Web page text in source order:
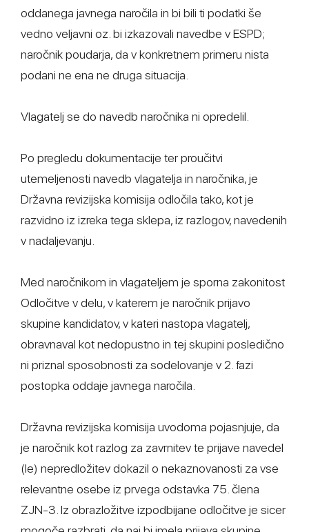
oddanega javnega naročila in bi bili ti podatki še
vedno veljavni oz. bi izkazovali navedbe v ESPD;
naročnik poudarja, da v konkretnem primeru nista
podani ne ena ne druga situacija.
Vlagatelj se do navedb naročnika ni opredelil.
Po pregledu dokumentacije ter proučitvi
utemeljenosti navedb vlagatelja in naročnika, je
Državna revizijska komisija odločila tako, kot je
razvidno iz izreka tega sklepa, iz razlogov, navedenih
v nadaljevanju.
Med naročnikom in vlagateljem je sporna zakonitost
Odločitve v delu, v katerem je naročnik prijavo
skupine kandidatov, v kateri nastopa vlagatelj,
obravnaval kot nedopustno in tej skupini posledično
ni priznal sposobnosti za sodelovanje v 2. fazi
postopka oddaje javnega naročila.
Državna revizijska komisija uvodoma pojasnjuje, da
je naročnik kot razlog za zavrnitev te prijave navedel
(le) nepredložitev dokazil o nekaznovanosti za vse
relevantne osebe iz prvega odstavka 75. člena
ZJN-3. Iz obrazložitve izpodbijane odločitve je sicer